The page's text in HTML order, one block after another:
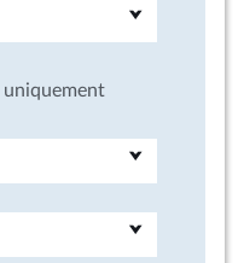
uniquement